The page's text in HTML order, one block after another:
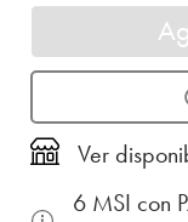
Ver
6 MSI con